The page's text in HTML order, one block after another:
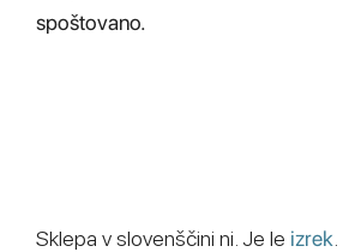
spoštovano.
Sklepa v slovenščini ni. Je le izrek